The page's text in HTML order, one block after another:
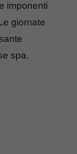
imponenti
giornate
spa.